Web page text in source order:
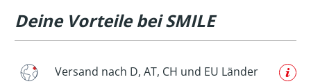
Deine Vorteile bei SMILE
Versand nach D, AT, CH und EU Länder